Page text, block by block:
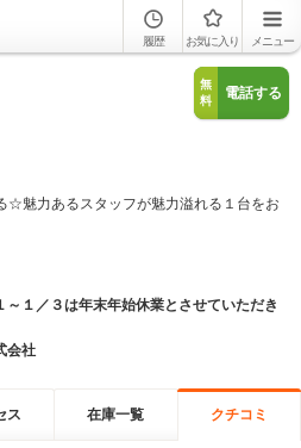
履歴 お気に入り メニュー
無
料
電話する
☆魅力あるスタッフが魅力溢れる１台をお
１／３は年末年始休業とさせていただき
会社
ス 在庫一覧 クチコミ